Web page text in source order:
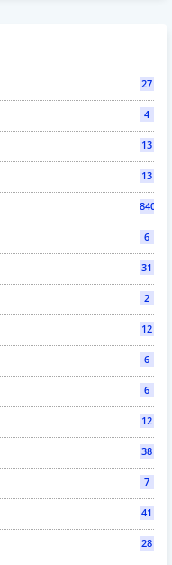
27
4
13
13
840
6
31
2
12
6
6
12
38
7
41
28